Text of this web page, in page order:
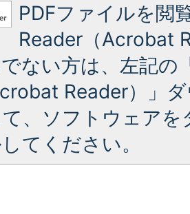
PDFファイルを閲
Reader（Acrobat
ない方は、左記の
Reader）」
、ソフトウェア
てください。